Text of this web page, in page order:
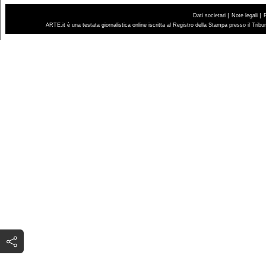
Dati societari | Note legali |
ARTE.it è una testata giornalistica online iscritta al Registro della Stampa presso il